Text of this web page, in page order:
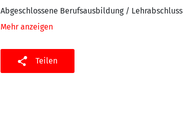
Abgeschlossene Berufsausbildung / Lehrabschluss
Mehr anzeigen
Teilen